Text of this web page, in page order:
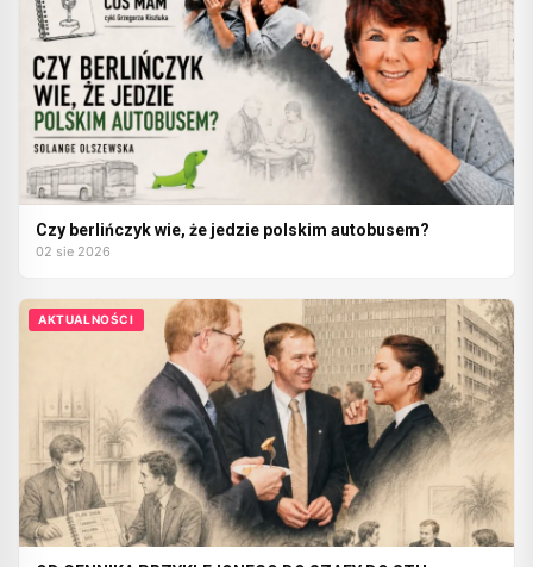
Czy berlińczyk wie, że jedzie polskim autobusem?
02 sie 2026
AKTUALNOŚCI